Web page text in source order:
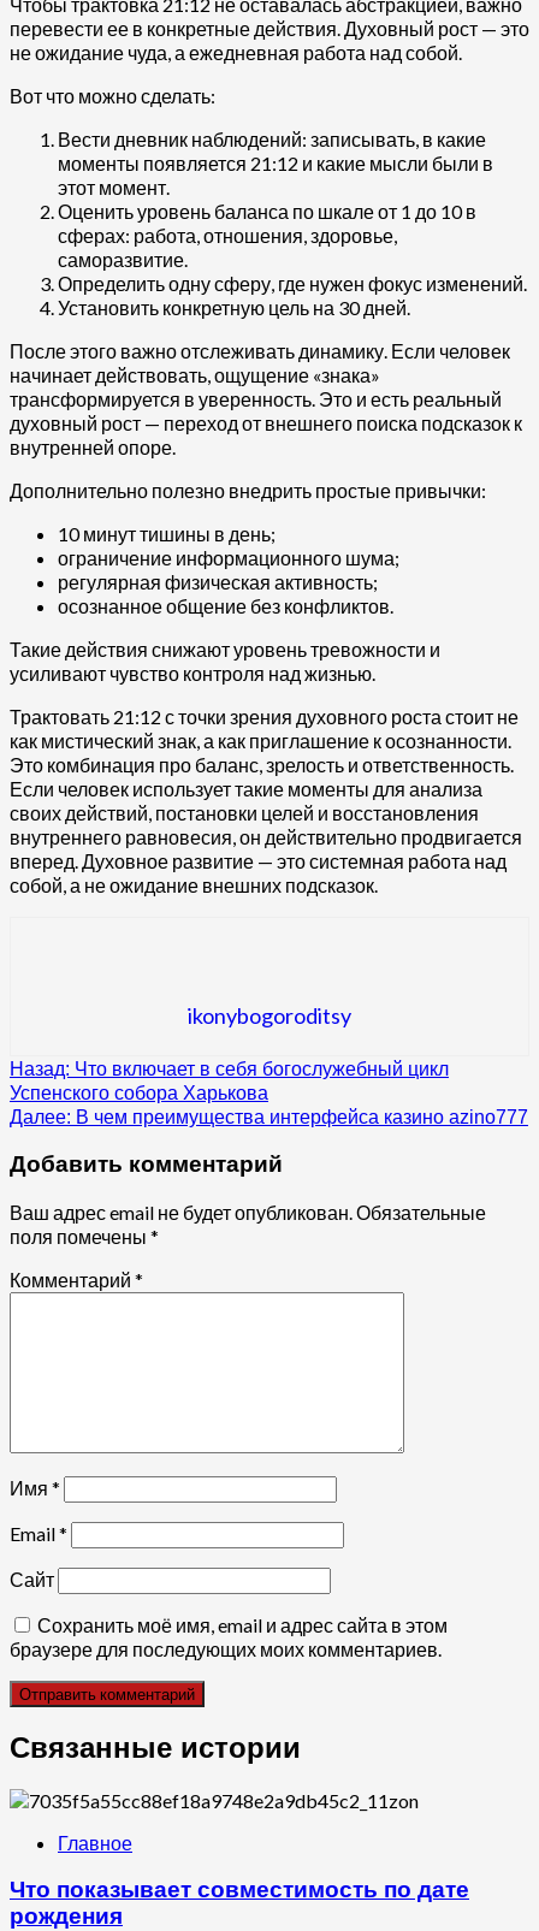
перевести ее в конкретные действия. Духовный рост — это
не ожидание чуда, а ежедневная работа над собой.
Вот что можно сделать:
Вести дневник наблюдений: записывать, в какие
моменты появляется 21:12 и какие мысли были в
этот момент.
Оценить уровень баланса по шкале от 1 до 10 в
сферах: работа, отношения, здоровье,
саморазвитие.
Определить одну сферу, где нужен фокус изменений.
Установить конкретную цель на 30 дней.
После этого важно отслеживать динамику. Если человек
начинает действовать, ощущение «знака»
трансформируется в уверенность. Это и есть реальный
духовный рост — переход от внешнего поиска подсказок к
внутренней опоре.
Дополнительно полезно внедрить простые привычки:
10 минут тишины в день;
ограничение информационного шума;
регулярная физическая активность;
осознанное общение без конфликтов.
Такие действия снижают уровень тревожности и
усиливают чувство контроля над жизнью.
Трактовать 21:12 с точки зрения духовного роста стоит не
как мистический знак, а как приглашение к осознанности.
Это комбинация про баланс, зрелость и ответственность.
Если человек использует такие моменты для анализа
своих действий, постановки целей и восстановления
внутреннего равновесия, он действительно продвигается
вперед. Духовное развитие — это системная работа над
собой, а не ожидание внешних подсказок.
ikonybogoroditsy
Продолжить
чтение
Назад: Что включает в себя богослужебный цикл
Успенского собора Харькова
Далее: В чем преимущества интерфейса казино azino777
Добавить комментарий
Ваш адрес email не будет опубликован. Обязательные
поля помечены *
Комментарий *
Имя *
Email*
Сайт
Сохранить моё имя, email и адрес сайта в этом
браузере для последующих моих комментариев.
Связанные истории
Главное
Что показывает совместимость по дате
рождения